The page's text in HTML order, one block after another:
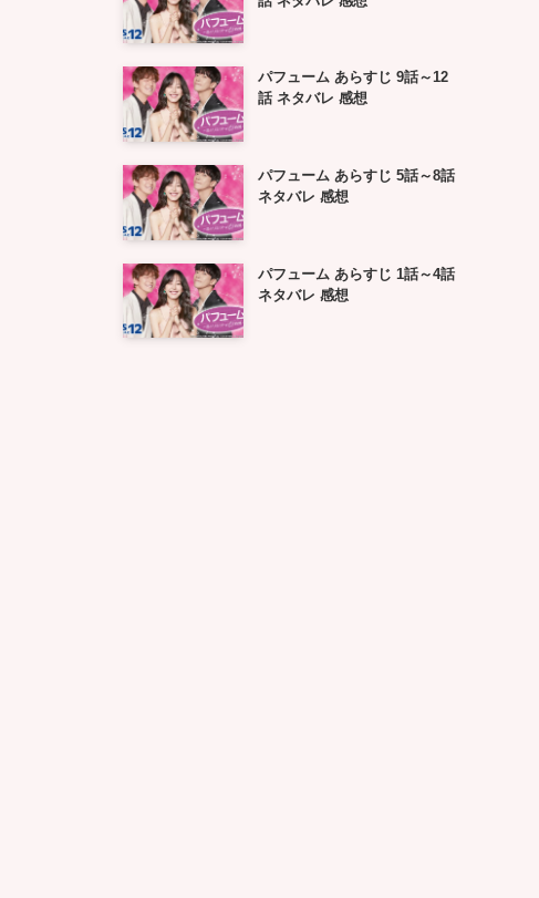
パフューム あらすじ 9話～12
話 ネタバレ 感想
パフューム あらすじ 5話～8話
ネタバレ 感想
パフューム あらすじ 1話～4話
ネタバレ 感想